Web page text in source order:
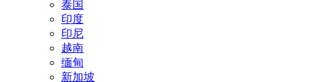
泰国
印度
印尼
越南
缅甸
新加坡